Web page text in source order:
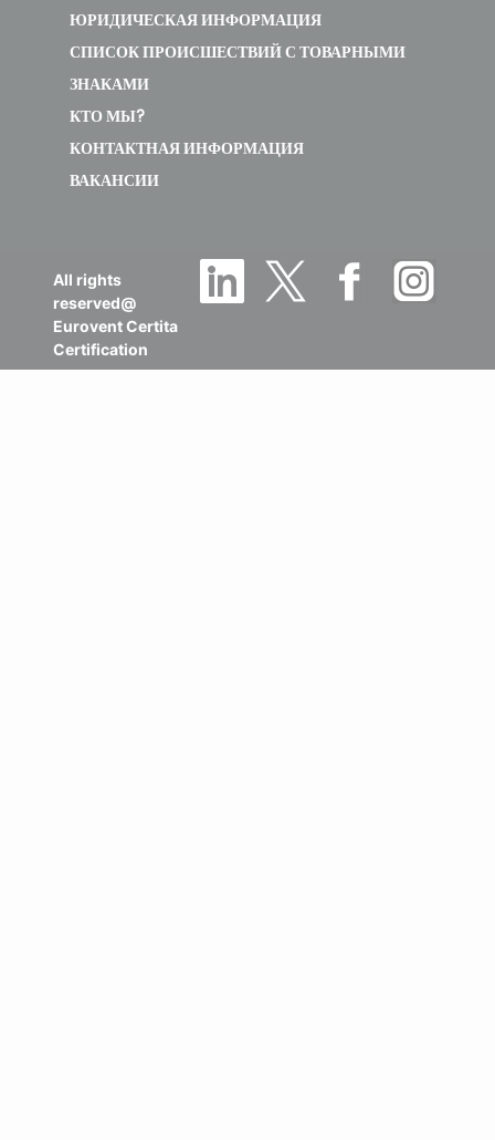
ЮРИДИЧЕСКАЯ ИНФОРМАЦИЯ
СПИСОК ПРОИСШЕСТВИЙ С ТОВАРНЫМИ
ЗНАКАМИ
КТО МЫ?
КОНТАКТНАЯ ИНФОРМАЦИЯ
ВАКАНСИИ
All rights
reserved@
Eurovent Certita
Certification